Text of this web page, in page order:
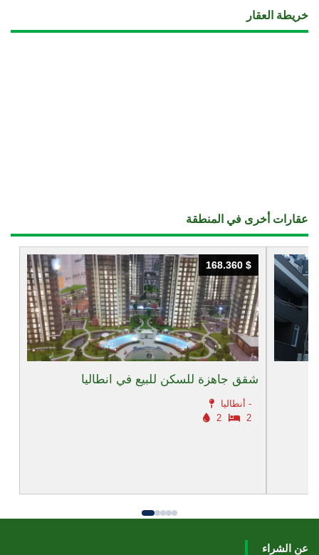
خريطة العقار
عقارات أخرى في المنطقة
شقق جاهزة للسكن للبيع في انطاليا
أنطاليا -
2
2
168.360 $
168.360 $
عن الشراء